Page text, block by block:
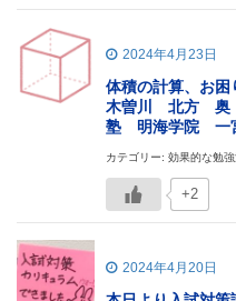
2024年4月23日
体積の計算、お
木曽川 北方 奥
塾 明海学院 一宮
カテゴリー: 効果的な勉
+2
2024年4月20日